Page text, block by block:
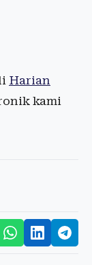
Harian
kami